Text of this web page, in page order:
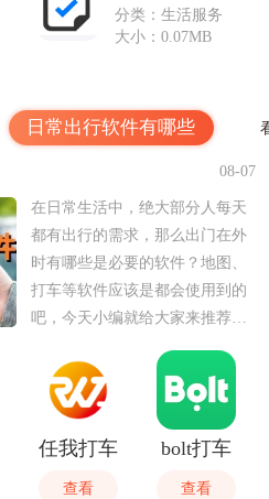
分类：生活服务
大小：0.07MB
日常出行软件有哪些
08-07
在日常生活中，绝大部分人每天
都有出行的需求，那么出门在外
时有哪些是必要的软件？地图、
打车等软件应该是都会使用到的
吧，今天小编就给大家来推荐一
件，看看有没有需要使用的吧。
任我打车
查看
bolt打车
查看